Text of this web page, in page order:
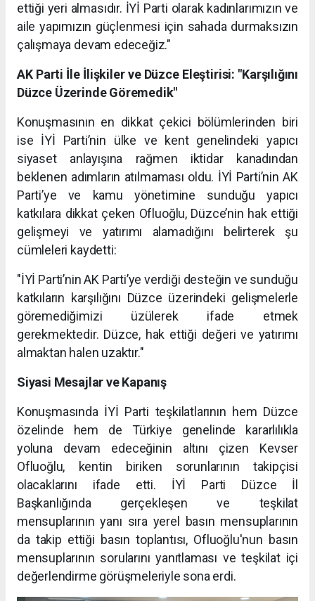
ettiği yeri almasıdır. İYİ Parti olarak kadınlarımızın ve
aile yapımızın güçlenmesi için sahada durmaksızın
çalışmaya devam edeceğiz."
AK Parti İle İlişkiler ve Düzce Eleştirisi: "Karşılığını
Düzce Üzerinde Göremedik"
Konuşmasının en dikkat çekici bölümlerinden biri
ise İYİ Parti’nin ülke ve kent genelindeki yapıcı
siyaset anlayışına rağmen iktidar kanadından
beklenen adımların atılmaması oldu. İYİ Parti’nin AK
Parti’ye ve kamu yönetimine sunduğu yapıcı
katkılara dikkat çeken Ofluoğlu, Düzce’nin hak ettiği
gelişmeyi ve yatırımı alamadığını belirterek şu
cümleleri kaydetti:
"İYİ Parti’nin AK Parti’ye verdiği desteğin ve sunduğu
katkıların karşılığını Düzce üzerindeki gelişmelerle
göremediğimizi üzülerek ifade etmek
gerekmektedir. Düzce, hak ettiği değeri ve yatırımı
almaktan halen uzaktır."
Siyasi Mesajlar ve Kapanış
Konuşmasında İYİ Parti teşkilatlarının hem Düzce
özelinde hem de Türkiye genelinde kararlılıkla
yoluna devam edeceğinin altını çizen Kevser
Ofluoğlu, kentin biriken sorunlarının takipçisi
olacaklarını ifade etti. İYİ Parti Düzce İl
Başkanlığında gerçekleşen ve teşkilat
mensuplarının yanı sıra yerel basın mensuplarının
da takip ettiği basın toplantısı, Ofluoğlu'nun basın
mensuplarının sorularını yanıtlaması ve teşkilat içi
değerlendirme görüşmeleriyle sona erdi.